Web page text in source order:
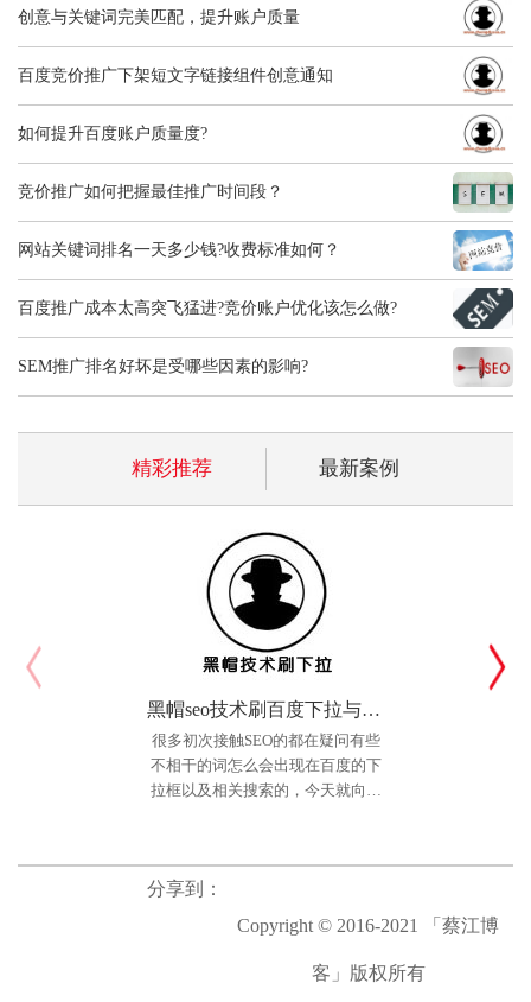
创意与关键词完美匹配，提升账户质量
百度竞价推广下架短文字链接组件创意通知
如何提升百度账户质量度?
竞价推广如何把握最佳推广时间段？
网站关键词排名一天多少钱?收费标准如何？
百度推广成本太高突飞猛进?竞价账户优化该怎么做?
SEM推广排名好坏是受哪些因素的影响?
精彩推荐 最新案例
黑帽seo技术刷百度下拉与相关搜索个人实践法
很多初次接触SEO的都在疑问有些
不相干的词怎么会出现在百度的下
拉框以及相关搜索的，今天就向大
选单，黑帽手法
一装ERP（软件类）
业实现互联网信息化、智能化、模
块化、产业化发展的高新技术企
业。 公司结合云计算、大数
所面临的管理问题所研发出
分享到：
Copyright © 2016-2021 「蔡江博
客」版权所有